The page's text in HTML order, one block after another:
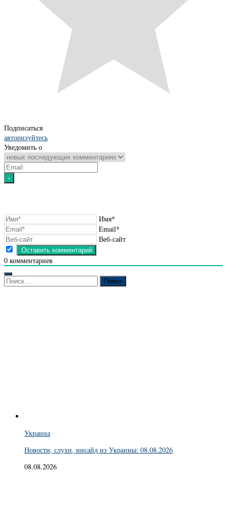
Подписаться
авторизуйтесь
Уведомить о
Имя*
Email*
Веб-сайт
0 комментариев
Найти:
Украина
Новости, слухи, инсайд из Украины: 08.08.2026
08.08.2026